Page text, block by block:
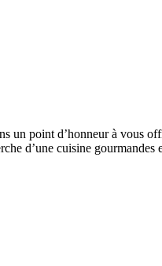
un point d’honneur à vous
d’une cuisine